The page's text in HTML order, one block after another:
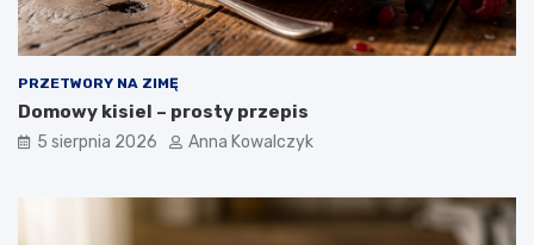
PRZETWORY NA ZIMĘ
Domowy kisiel – prosty przepis
5 sierpnia 2026 Anna Kowalczyk